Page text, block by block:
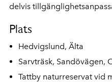
delvis
Plats
Hedvigslund, Älta
Sarvträsk, Sandövägen,
Tattby naturreservat vid